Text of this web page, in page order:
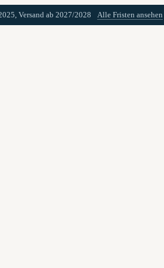
Versand ab 2027/2028 Alle Fristen ansehen